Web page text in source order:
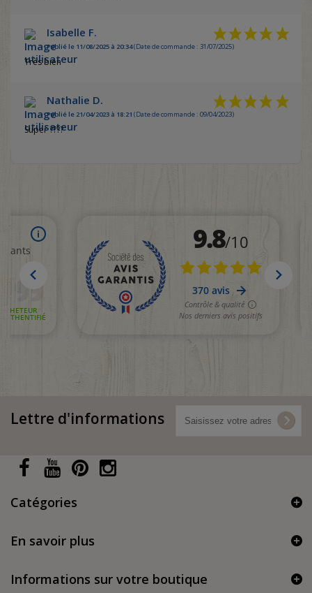
Isabelle F.
Publié le 11/08/2025 à 20:34(Date de commande : 31/07/2025)
Très bien
Nathalie D.
Publié le 21/04/2023 à 18:21 (Date de commande : 09/04/2023)
Super ????
Lettre d'informations
Catégories
En savoir plus
Informations sur votre boutique